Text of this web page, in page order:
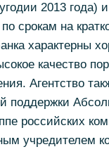
2013 года)
срокам на
характерны
качество
Агентство
поддержки
российских
учредителем